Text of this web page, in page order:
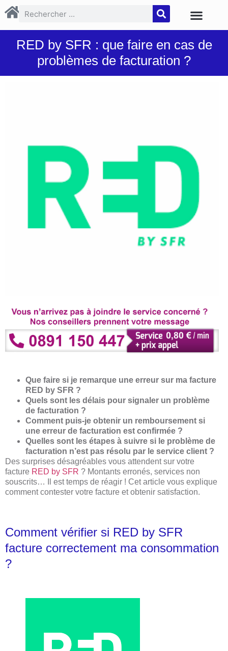
RED by SFR : que faire en cas de
problèmes de facturation ?
Que faire si je remarque une erreur sur ma facture
RED by SFR ?
Quels sont les délais pour signaler un problème
de facturation ?
Comment puis-je obtenir un remboursement si
une erreur de facturation est confirmée ?
Quelles sont les étapes à suivre si le problème de
facturation n’est pas résolu par le service client ?
Des surprises désagréables vous attendent sur votre
facture RED by SFR ? Montants erronés, services non
souscrits… Il est temps de réagir ! Cet article vous explique
comment contester votre facture et obtenir satisfaction.
Comment vérifier si RED by SFR
facture correctement ma consommation
?